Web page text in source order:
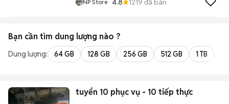
NP Store
Bạn cần tìm dung lượng nào ?
Dung lượng: 64 GB 128 GB 256 GB 512 GB 1 TB
tuyển 10 phục vụ - 10 tiếp thực